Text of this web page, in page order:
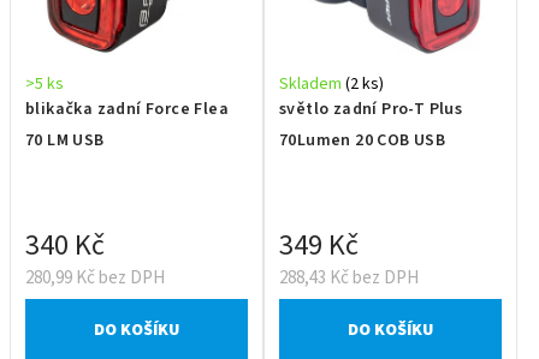
blikačka zadní Force Flea
70 LM USB
>5 ks
280,99 Kč bez DPH
340 Kč
DO KOŠÍKU
světlo zadní Pro-T Plus
70Lumen 20 COB USB
Skladem (2 ks)
288,43 Kč bez DPH
349 Kč
DO KOŠÍKU